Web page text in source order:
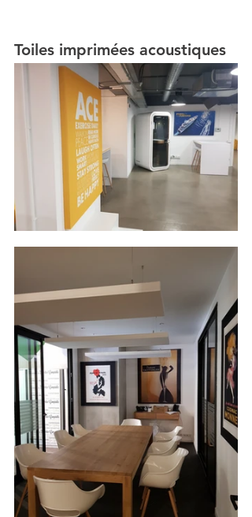
Toiles imprimées acoustiques